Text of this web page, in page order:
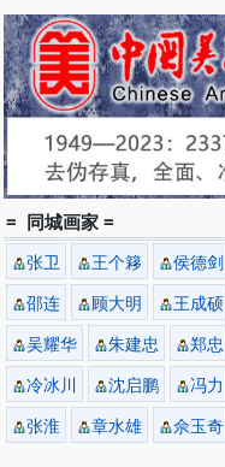
= 同城画家 =
张卫 王个簃 侯德剑
邵连
顾大明 王成硕
吴耀华
朱建忠 郑忠
冷冰川
沈启鹏 冯力
张淮
章水雄 佘玉奇